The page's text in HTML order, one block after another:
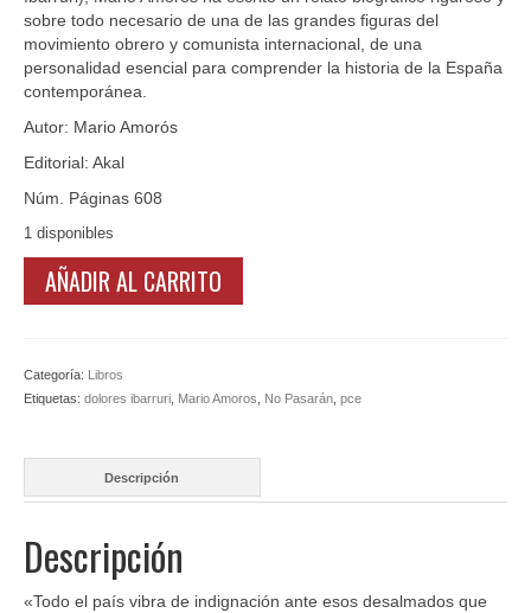
sobre todo necesario de una de las grandes figuras del
movimiento obrero y comunista internacional, de una
personalidad esencial para comprender la historia de la España
contemporánea.
Autor: Mario Amorós
Editorial: Akal
Núm. Páginas 608
1 disponibles
LIBRO
¡No
Dolores
Ibárruri,
cantidad
AÑADIR AL CARRITO
Categoría: Libros
Etiquetas: dolores ibarruri Mario Amoros No Pasarán pce
Descripción
Descripción
«Todo el país vibra de indignación ante esos desalmados que